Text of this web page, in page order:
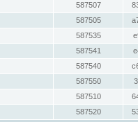
587507
587505
587535
587541
587540
587550
587510
587520